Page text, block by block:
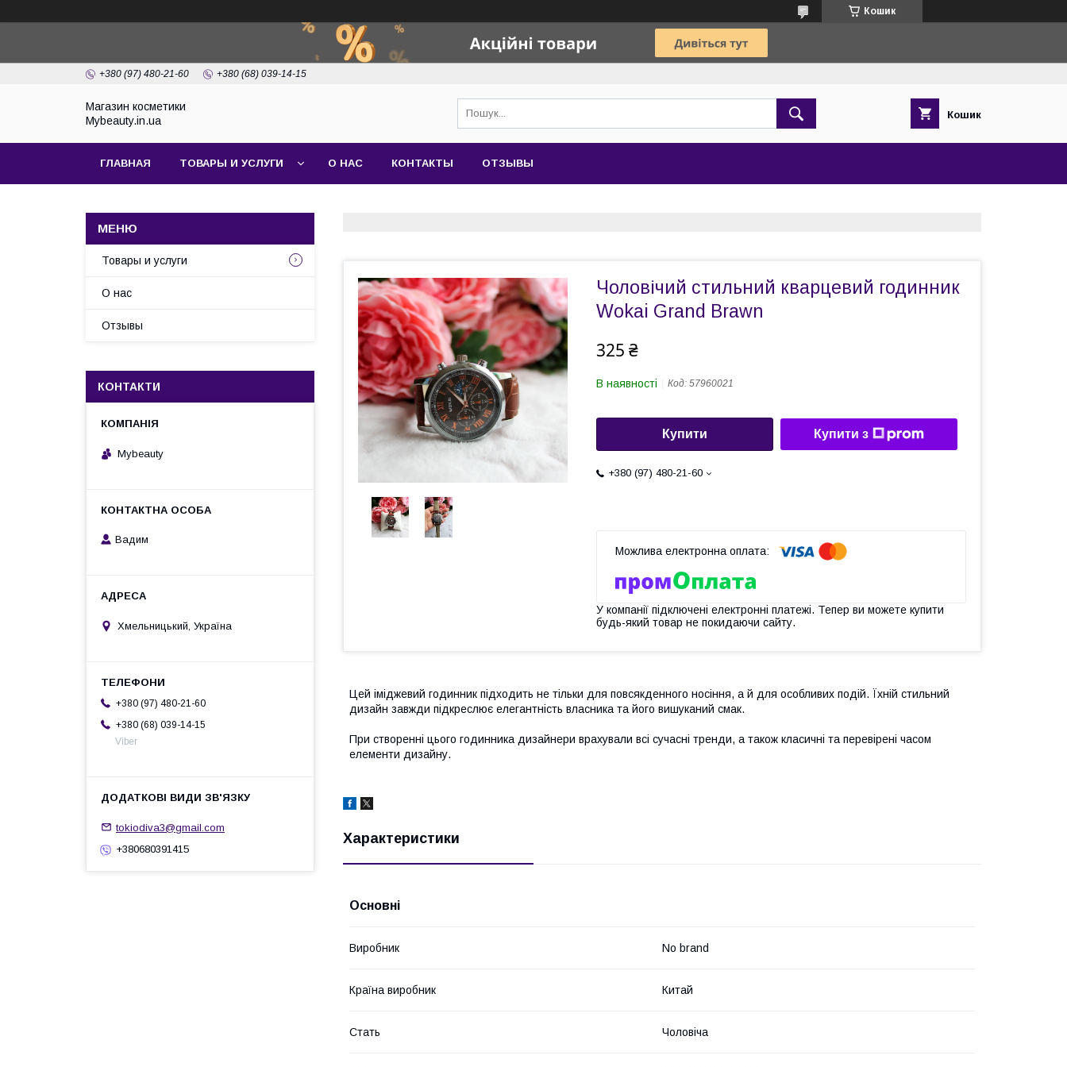
Кошик
+380 (97) 480-21-60 +380 (68) 039-14-15
Магазин косметики
Mybeauty.in.ua
Кошик
ГЛАВНАЯ ТОВАРЫ И УСЛУГИ О НАС КОНТАКТЫ ОТЗЫВЫ
Чоловічий стильний кварцевий годинник
Wokai Grand Brawn
325 ₴
В наявності Код: 57960021
Купити Купити з
+380 (97) 480-21-60
У компанії підключені електронні платежі. Тепер ви можете купити
будь-який товар не покидаючи сайту.
Цей іміджевий годинник підходить не тільки для повсякденного носіння, а й для особливих подій. Їхній стильний
дизайн завжди підкреслює елегантність власника та його вишуканий смак.
При створенні цього годинника дизайнери врахували всі сучасні тренди, а також класичні та перевірені часом
елементи дизайну.
Характеристики
Основні
Виробник No brand
Країна виробник Китай
Стать Чоловіча
Товары и услуги
О нас
Отзывы
КОНТАКТИ
Mybeauty
Вадим
Хмельницький, Україна
+380 (97) 480-21-60
+380 (68) 039-14-15
Viber
tokiodiva3@gmail.com
+380680391415